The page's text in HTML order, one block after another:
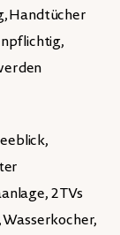
Handtücher
2 TVs